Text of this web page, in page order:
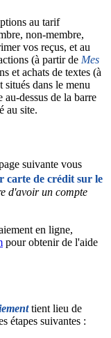
au tarif
non-membre,
vos reçus, et au
(à partir de Mes
et achats de textes (à
situés dans le menu
dessus de la barre
au site.
suivante vous
carte de crédit sur le
d'avoir un compte
en ligne,
pour obtenir de l'aide
tient lieu de
étapes suivantes :